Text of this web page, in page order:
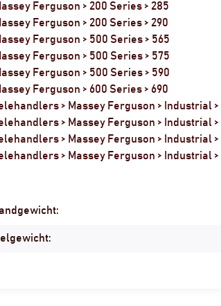
Ferguson > 200 Series > 285
Ferguson > 200 Series > 290
Ferguson > 500 Series > 565
Ferguson > 500 Series > 575
Ferguson > 500 Series > 590
Ferguson > 600 Series > 690
> Massey Ferguson > Industrial >
> Massey Ferguson > Industrial >
> Massey Ferguson > Industrial >
> Massey Ferguson > Industrial >